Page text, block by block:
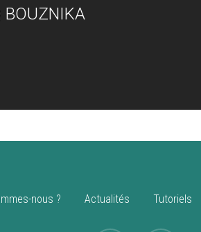
BOUZNIKA
nous ? Actualités Tutoriels